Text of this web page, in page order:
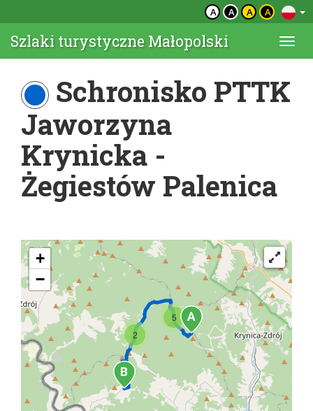
A A A A
Szlaki turystyczne Małopolski
Schronisko PTTK
Jaworzyna
Krynicka -
Żegiestów Palenica
5
2
+
−